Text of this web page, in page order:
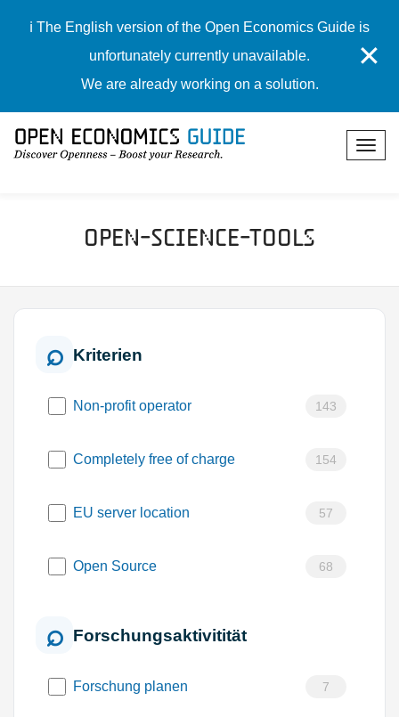
ℹ️ The English version of the Open Economics Guide is
unfortunately currently unavailable.
We are already working on a solution.
✕
Open-Science-Tools
Kriterien
Non-profit operator 143
Completely free of charge 154
EU server location 57
Open Source 68
Forschungsaktivitität
Forschung planen 7